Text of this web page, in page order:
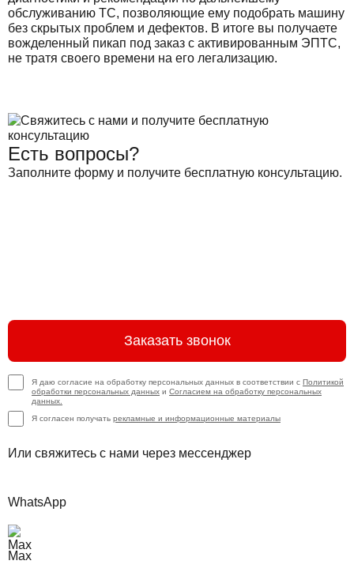
обслуживанию ТС, позволяющие ему подобрать машину
без скрытых проблем и дефектов. В итоге вы получаете
вожделенный пикап под заказ с активированным ЭПТС,
не тратя своего времени на его легализацию.
Есть вопросы?
Заполните форму и получите бесплатную консультацию.
Заказать звонок
Я даю согласие на обработку персональных данных в соответствии с Политикой
обработки персональных данных и Согласием на обработку персональных
данных.
Я согласен получать рекламные и информационные материалы
Или свяжитесь с нами через мессенджер
WhatsApp
Max